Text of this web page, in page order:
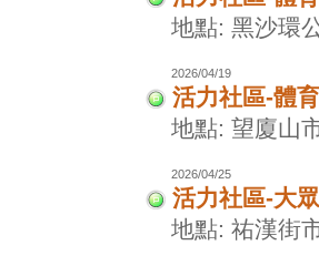
地點: 黑沙環
2026/04/19
活力社區-體
地點: 望廈山
2026/04/25
活力社區-大
地點: 祐漢街